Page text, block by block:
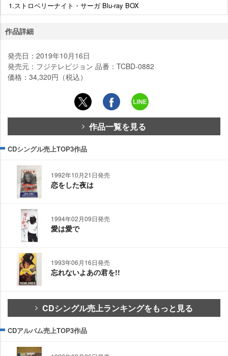
1.ストロベリーナイト・サーガ Blu-ray BOX
作品詳細
発売日：2019年10月16日
発売元：フジテレビジョン 品番：TCBD-0882
価格：34,320円（税込）
作品一覧を見る
CDシングル売上TOP3作品
1992年10月21日発売
恋をした夜は
1994年02月09日発売
愛は愛で
1993年06月16日発売
忘れないよあの君を!!
CDシングル売上ランキングをもっと見る
CDアルバム売上TOP3作品